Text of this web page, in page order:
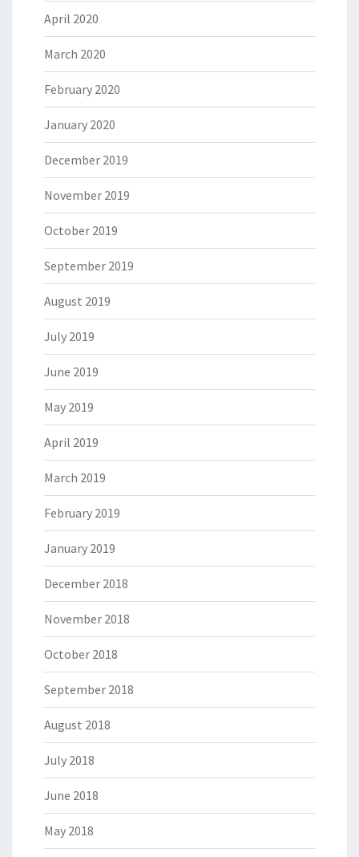
April 2020
March 2020
February 2020
January 2020
December 2019
November 2019
October 2019
September 2019
August 2019
July 2019
June 2019
May 2019
April 2019
March 2019
February 2019
January 2019
December 2018
November 2018
October 2018
September 2018
August 2018
July 2018
June 2018
May 2018